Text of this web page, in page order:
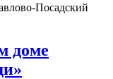
Посадский
доме